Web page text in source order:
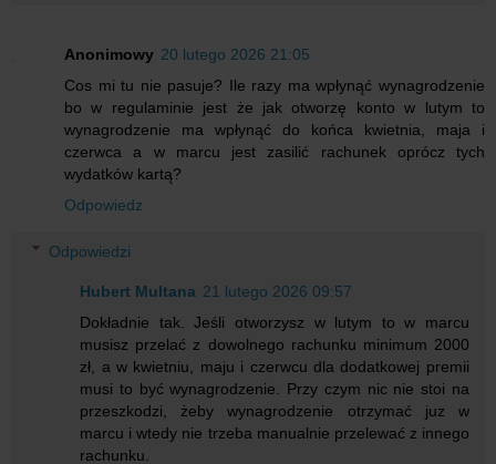
Anonimowy 20 lutego 2026 21:05
Cos mi tu nie pasuje? Ile razy ma wpłynąć wynagrodzenie
bo w regulaminie jest że jak otworzę konto w lutym to
wynagrodzenie ma wpłynąć do końca kwietnia, maja i
czerwca a w marcu jest zasilić rachunek oprócz tych
wydatków kartą?
Odpowiedz
Odpowiedzi
Hubert Multana 21 lutego 2026 09:57
Dokładnie tak. Jeśli otworzysz w lutym to w marcu
musisz przelać z dowolnego rachunku minimum 2000
zł, a w kwietniu, maju i czerwcu dla dodatkowej premii
musi to być wynagrodzenie. Przy czym nic nie stoi na
przeszkodzi, żeby wynagrodzenie otrzymać juz w
marcu i wtedy nie trzeba manualnie przelewać z innego
rachunku.